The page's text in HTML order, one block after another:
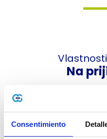
Consentimiento
Na